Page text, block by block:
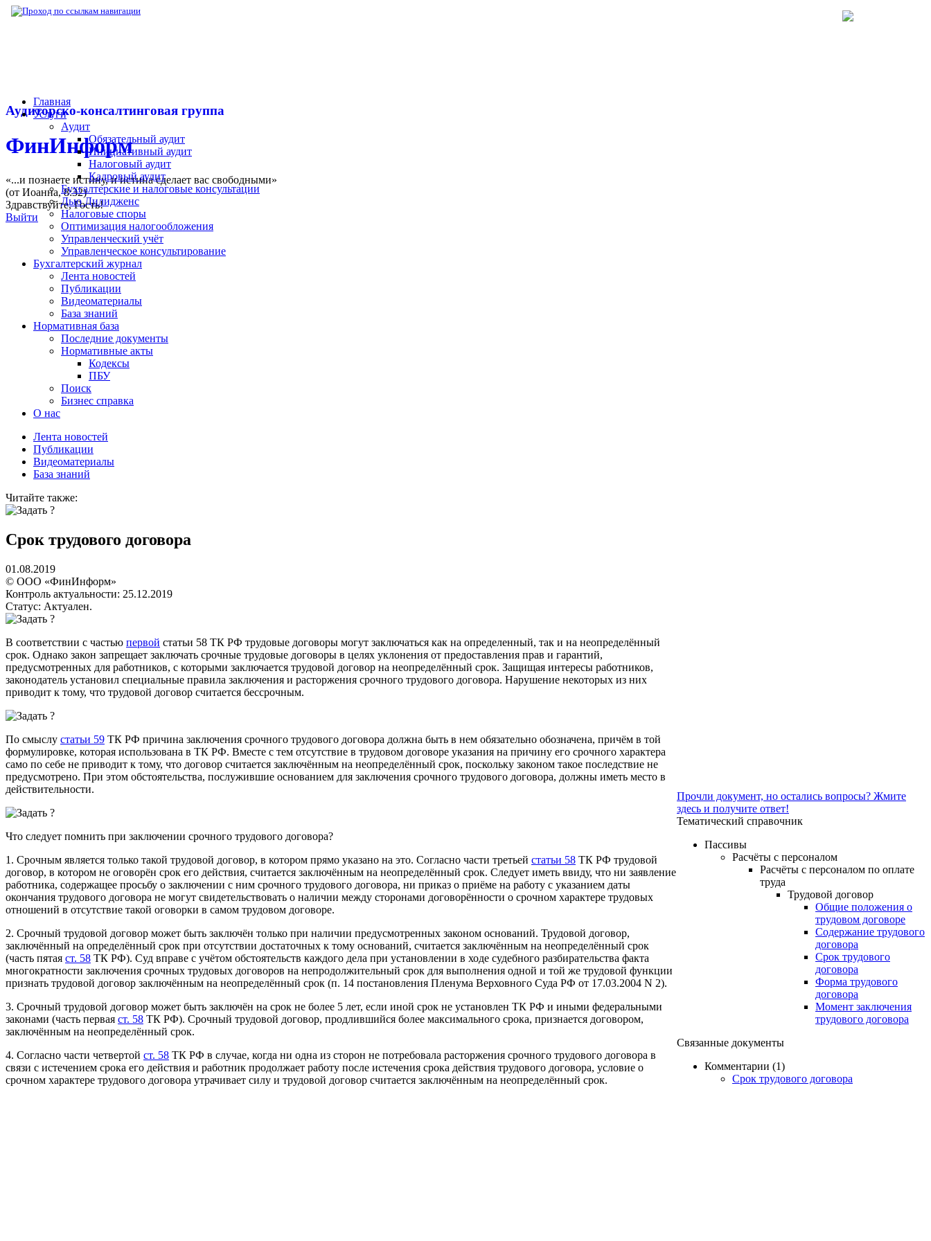
Аудиторско-консалтинговая группа
ФинИнформ
«...и познаете истину, и истина сделает вас свободными»
(от Иоанна, 8:32)
Здравствуйте,Гость!
Выйти
Главная
Услуги
Аудит
Обязательный аудит
Инициативный аудит
Налоговый аудит
Кадровый аудит
Бухгалтерские и налоговые консультации
Дью Дилидженс
Налоговые споры
Оптимизация налогообложения
Управленческий учёт
Управленческое консультирование
Бухгалтерский журнал
Лента новостей
Публикации
Видеоматериалы
База знаний
Нормативная база
Последние документы
Нормативные акты
Кодексы
ПБУ
Поиск
Бизнес справка
О нас
Лента новостей
Публикации
Видеоматериалы
База знаний
Читайте также:
Срок трудового договора
01.08.2019
© ООО «ФинИнформ»
Контроль актуальности: 25.12.2019
Статус: Актуален.
В соответствии с частью первой статьи 58 ТК РФ трудовые договоры могут заключаться как на определенный, так и на неопределённый
срок. Однако закон запрещает заключать срочные трудовые договоры в целях уклонения от предоставления прав и гарантий,
предусмотренных для работников, с которыми заключается трудовой договор на неопределённый срок. Защищая интересы работников,
законодатель установил специальные правила заключения и расторжения срочного трудового договора. Нарушение некоторых из них
приводит к тому, что трудовой договор считается бессрочным.
По смыслу статьи 59 ТК РФ причина заключения срочного трудового договора должна быть в нем обязательно обозначена, причём в той
формулировке, которая использована в ТК РФ. Вместе с тем отсутствие в трудовом договоре указания на причину его срочного характера
само по себе не приводит к тому, что договор считается заключённым на неопределённый срок, поскольку законом такое последствие не
предусмотрено. При этом обстоятельства, послужившие основанием для заключения срочного трудового договора, должны иметь место в
действительности.
Что следует помнить при заключении срочного трудового договора?
1. Срочным является только такой трудовой договор, в котором прямо указано на это. Согласно части третьей статьи 58 ТК РФ трудовой
договор, в котором не оговорён срок его действия, считается заключённым на неопределённый срок. Следует иметь ввиду, что ни заявление
работника, содержащее просьбу о заключении с ним срочного трудового договора, ни приказ о приёме на работу с указанием даты
окончания трудового договора не могут свидетельствовать о наличии между сторонами договорённости о срочном характере трудовых
отношений в отсутствие такой оговорки в самом трудовом договоре.
2. Срочный трудовой договор может быть заключён только при наличии предусмотренных законом оснований. Трудовой договор,
заключённый на определённый срок при отсутствии достаточных к тому оснований, считается заключённым на неопределённый срок
(часть пятая ст. 58 ТК РФ). Суд вправе с учётом обстоятельств каждого дела при установлении в ходе судебного разбирательства факта
многократности заключения срочных трудовых договоров на непродолжительный срок для выполнения одной и той же трудовой функции
признать трудовой договор заключённым на неопределённый срок (п. 14 постановления Пленума Верховного Суда РФ от 17.03.2004 N 2).
3. Срочный трудовой договор может быть заключён на срок не более 5 лет, если иной срок не установлен ТК РФ и иными федеральными
законами (часть первая ст. 58 ТК РФ). Срочный трудовой договор, продлившийся более максимального срока, признается договором,
заключённым на неопределённый срок.
4. Согласно части четвертой ст. 58 ТК РФ в случае, когда ни одна из сторон не потребовала расторжения срочного трудового договора в
связи с истечением срока его действия и работник продолжает работу после истечения срока действия трудового договора, условие о
срочном характере трудового договора утрачивает силу и трудовой договор считается заключённым на неопределённый срок.
Прочли документ, но остались вопросы? Жмите
здесь и получите ответ!
Тематический справочник
Пассивы
Расчёты с персоналом
Расчёты с персоналом по оплате
труда
Трудовой договор
Общие положения о
трудовом договоре
Содержание трудового
договора
Срок трудового
договора
Форма трудового
договора
Момент заключения
трудового договора
Связанные документы
Комментарии (1)
Срок трудового договора